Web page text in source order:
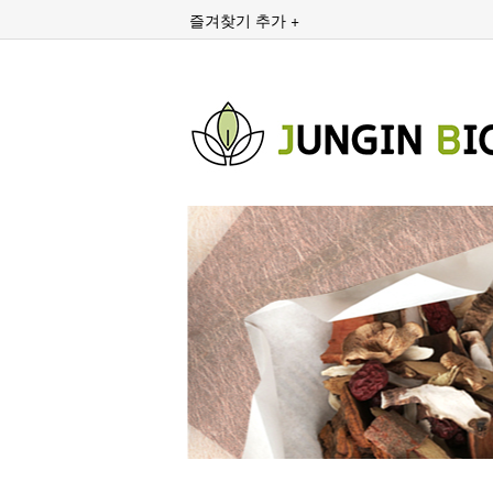
즐겨찾기 추가 +